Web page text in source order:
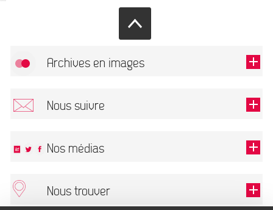
Archives en images
Nous suivre
Ce champ est exigé.
Nos médias
Nous trouver